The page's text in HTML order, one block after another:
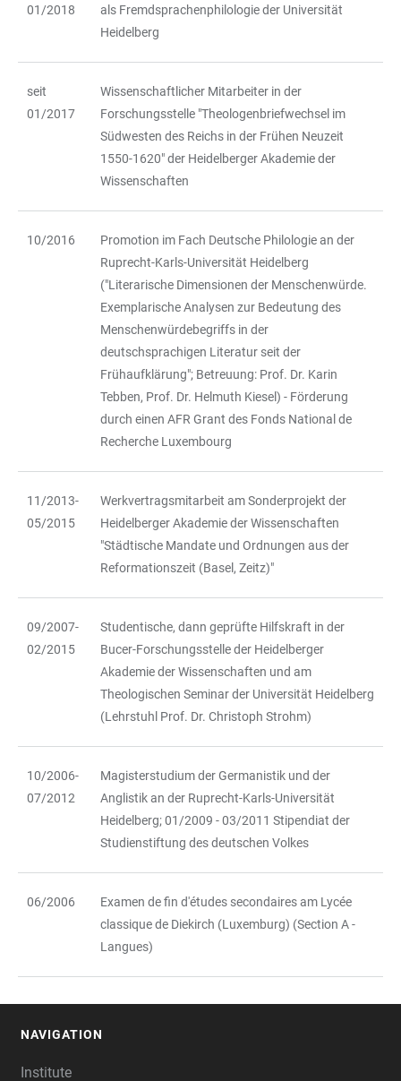
TABLE
01/2018
als Fremdsprachenphilologie der Universität
Heidelberg
seit
01/2017
Wissenschaftlicher Mitarbeiter in der
Forschungsstelle "Theologenbriefwechsel im
Südwesten des Reichs in der Frühen Neuzeit
1550-1620" der Heidelberger Akademie der
Wissenschaften
10/2016
Promotion im Fach Deutsche Philologie an der
Ruprecht-Karls-Universität Heidelberg
("Literarische Dimensionen der Menschenwürde.
Exemplarische Analysen zur Bedeutung des
Menschenwürdebegriffs in der
deutschsprachigen Literatur seit der
Frühaufklärung"; Betreuung: Prof. Dr. Karin
Tebben, Prof. Dr. Helmuth Kiesel) - Förderung
durch einen AFR Grant des Fonds National de
Recherche Luxembourg
11/2013-
05/2015
Werkvertragsmitarbeit am Sonderprojekt der
Heidelberger Akademie der Wissenschaften
"Städtische Mandate und Ordnungen aus der
Reformationszeit (Basel, Zeitz)"
09/2007-
02/2015
Studentische, dann geprüfte Hilfskraft in der
Bucer-Forschungsstelle der Heidelberger
Akademie der Wissenschaften und am
Theologischen Seminar der Universität Heidelberg
(Lehrstuhl Prof. Dr. Christoph Strohm)
10/2006-
07/2012
Magisterstudium der Germanistik und der
Anglistik an der Ruprecht-Karls-Universität
Heidelberg; 01/2009 - 03/2011 Stipendiat der
Studienstiftung des deutschen Volkes
06/2006
Examen de fin d'études secondaires am Lycée
classique de Diekirch (Luxemburg) (Section A -
Langues)
NAVIGATION
Institute